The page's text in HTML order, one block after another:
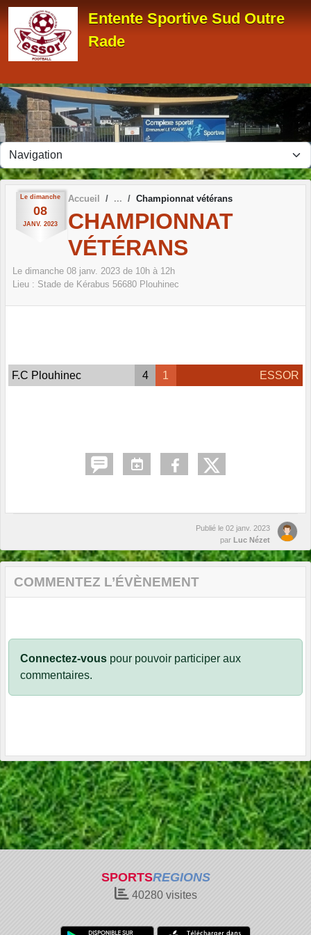
Entente Sportive Sud Outre
Rade
Le dimanche
08
JANV. 2023
Accueil Championnat vétérans
CHAMPIONNAT
VÉTÉRANS
Le dimanche 08 janv. 2023 de 10h à 12h
Lieu : Stade de Kérabus 56680 Plouhinec
F.C Plouhinec 4 1 ESSOR
Publié le 02 janv. 2023
par Luc Nézet
COMMENTEZ L’ÉVÈNEMENT
Connectez-vous pour pouvoir participer aux
commentaires.
SPORTSREGIONS
40280visites
Panneau de gestion des cookies